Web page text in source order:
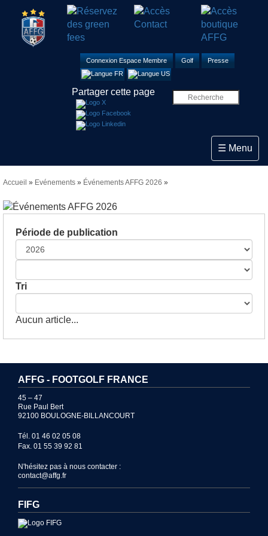
Connexion Espace Membre Golf Presse
Partager cette page
Toggle
☰ Menu
Accueil » Evénements » Événements AFFG 2026 »
Période de publication
Tri
Aucun article...
AFFG - FOOTGOLF FRANCE
45 – 47
Rue Paul Bert
92100 BOULOGNE-BILLANCOURT
Tél. 01 46 02 05 08
Fax. 01 55 39 92 81
N'hésitez pas à nous contacter :
contact@affg.fr
FIFG